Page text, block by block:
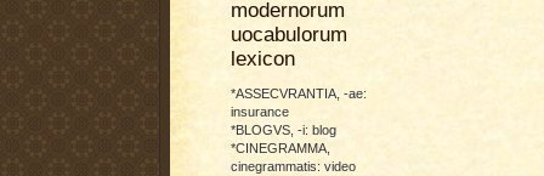
modernorum
uocabulorum
lexicon
*ASSECVRANTIA, -ae:
insurance
*BLOGVS, -i: blog
*CINEGRAMMA,
cinegrammatis: video